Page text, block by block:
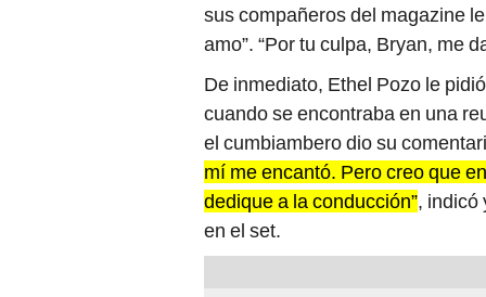
sus compañeros del magazine
amo”. “Por tu culpa, Bryan, me
De inmediato, Ethel Pozo le
cuando se encontraba en una
el cumbiambero dio su
mí me encantó. Pero creo que
dedique a la conducción”, indicó
en el set.